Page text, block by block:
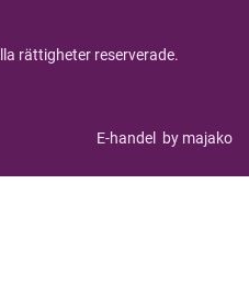
rättigheter reserverade.
E-handel by majako